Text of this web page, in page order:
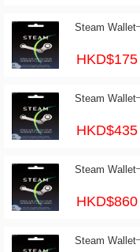
Steam Wallet
HKD$175
Steam Wallet
HKD$435
Steam Wallet
HKD$860
Steam Wallet